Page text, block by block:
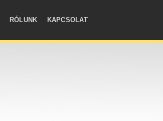
RÓLUNK KAPCSOLAT